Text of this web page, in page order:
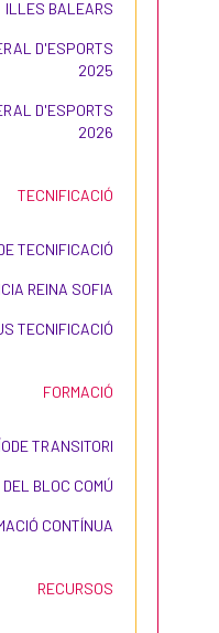
ILLES BALEARS
D'ESPORTS
2025
D'ESPORTS
2026
TECNIFICACIÓ
TECNIFICACIÓ
REINA SOFIA
TECNIFICACIÓ
FORMACIÓ
TRANSITORI
BLOC COMÚ
CONTÍNUA
RECURSOS